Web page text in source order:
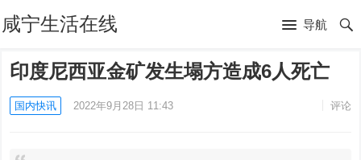
咸宁生活在线 导航
印度尼西亚金矿发生塌方造成6人死亡
国内快讯 2022年9月28日 11:43 评论